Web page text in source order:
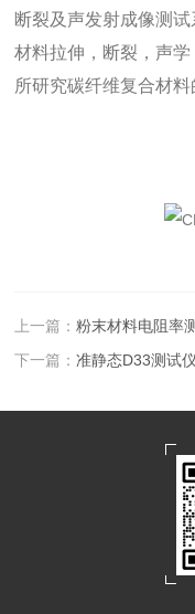
断裂及声发射成像测
材料拉伸，断裂，声
所研究碳纤维复合材料
上一篇：粉末材料电阻率
下一篇：准静态D33测试